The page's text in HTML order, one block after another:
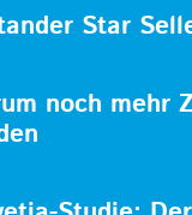
Star
noch mehr